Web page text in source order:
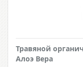
Травяной
Алоэ Вера